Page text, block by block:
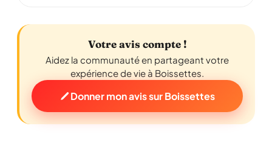
Votre avis compte !
Aidez la communauté en partageant votre
expérience de vie à Boissettes.
Donner mon avis sur Boissettes